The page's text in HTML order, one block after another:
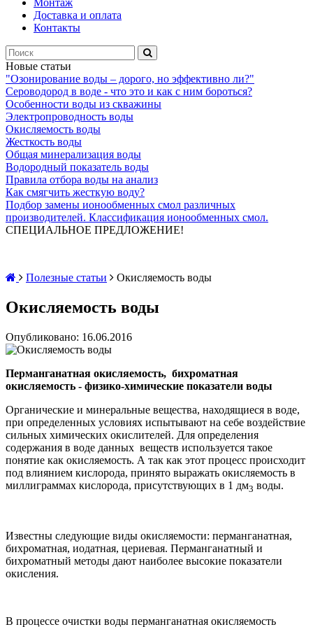
Монтаж
Доставка и оплата
Контакты
Новые статьи
"Озонирование воды – дорого, но эффективно ли?"
Сероводород в воде - что это и как с ним бороться?
Особенности воды из скважины
Электропроводность воды
Окисляемость воды
Жесткость воды
Общая минерализация воды
Водородный показатель воды
Правила отбора воды на анализ
Как смягчить жесткую воду?
Подбор замены ионообменных смол различных
производителей. Классификация ионообменных смол.
СПЕЦИАЛЬНОЕ ПРЕДЛОЖЕНИЕ!
Полезные статьи Окисляемость воды
Окисляемость воды
Опубликовано: 16.06.2016
Перманганатная окисляемость, бихроматная
окисляемость - физико-химические показатели воды
Органические и минеральные вещества, находящиеся в воде,
при определенных условиях испытывают на себе воздействие
сильных химических окислителей. Для определения
содержания в воде данных веществ используется такое
понятие как окисляемость. А так как этот процесс происходит
под влиянием кислорода, принято выражать окисляемость в
миллиграммах кислорода, присутствующих в 1 дм3 воды.
Известны следующие виды окисляемости: перманганатная,
бихроматная, иодатная, цериевая. Перманганатный и
бихроматный методы дают наиболее высокие показатели
окисления.
В процессе очистки воды перманганатная окисляемость